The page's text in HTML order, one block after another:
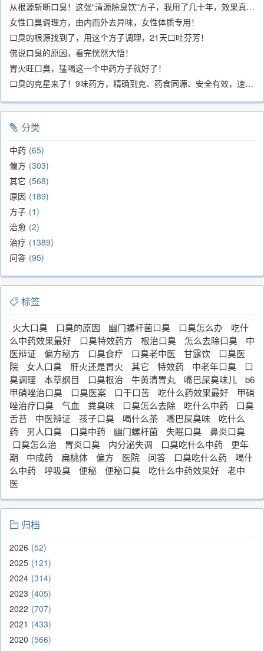
从根源斩断口臭！这张“清源除臭饮”方子，我用了几十年，效果真不错
女性口臭调理方，由内而外去异味，女性体质专用！
口臭的根源找到了，用这个方子调理，21天口吐芬芳！
佛说口臭的原因，看完恍然大悟！
胃火旺口臭，猛喝这一个中药方子就好了！
口臭的克星来了！9味药方，精确到克、药食同源、安全有效，速看！
分类
中药 65
偏方 303
其它 568
原因 189
方子 1
治愈 2
治疗 1389
问答 95
标签
火大口臭 口臭的原因 幽门螺杆菌口臭 口臭怎么办
吃什
么中药效果最好
口臭特效药方 根治口臭 怎么去除口臭
中
医辩证
偏方秘方 口臭食疗 口臭老中医 甘露饮
口臭医
院
女人口臭 肝火还是胃火 其它 特效药 中老年口臭
口
臭调理
本草纲目 口臭根治 牛黄清胃丸 嘴巴屎臭味儿
b6
甲硝唑治口臭
口臭医案 口干口苦 吃什么药效果最好
甲硝
唑治疗口臭
气血 粪臭味 口臭怎么去除 吃什么中药
口臭
舌苔
中医辨证 孩子口臭 喝什么茶 嘴巴屎臭味
吃什么
药
男人口臭 口臭中药 幽门螺杆菌 失眠口臭
鼻炎口臭
口臭怎么治
胃炎口臭 内分泌失调 口臭吃什么中药
更年
期
中成药 扁桃体 偏方 医院 问答 口臭吃什么药
喝什
么中药
呼吸臭 便秘 便秘口臭 吃什么中药效果好
老中
医
归档
2026 52
2025 121
2024 314
2023 405
2022 707
2021
433
2020 566